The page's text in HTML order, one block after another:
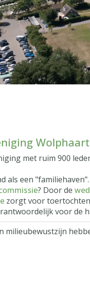
met ruim 900
als een
? Door de
zorgt voor
voor de
milieubewustzijn